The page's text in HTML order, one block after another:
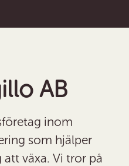
AB
inom
som hjälper
växa. Vi tror på